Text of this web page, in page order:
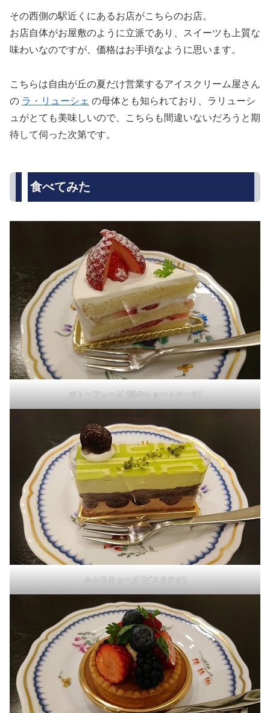
その西側の駅近くにあるお店がこちらのお店。
お店自体がお屋敷のように立派であり、スイーツも上質な
味わいなのですが、価格はお手頃なように思います。
こちらは自由が丘の夏だけ営業するアイスクリーム屋さん
の ラ・リューシェ の母体とも知られており、ラリューシ
ュがとても美味しいので、こちらも間違いないだろうと期
待して伺った次第です。
食べてみた
ガトーフレーズ (苺のショートケーキ)
ルシラキューズ (ピスタチオ)